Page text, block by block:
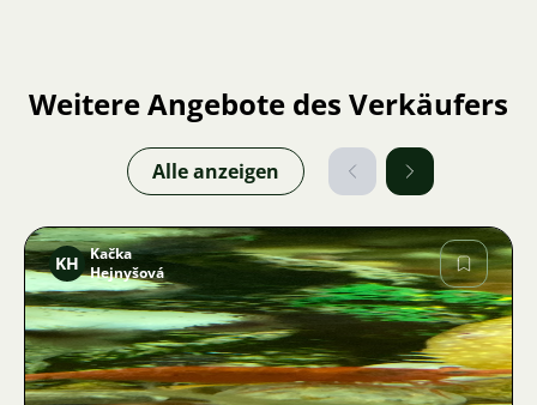
Weitere Angebote des Verkäufers
Alle anzeigen
Bild
KH Kačka
Hejnyšová